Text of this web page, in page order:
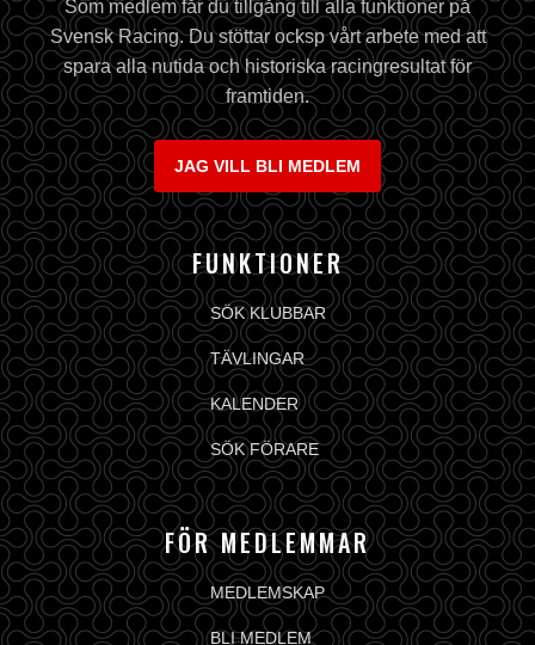
Som medlem får du tillgång till alla funktioner på
Svensk Racing. Du stöttar ocksp vårt arbete med att
spara alla nutida och historiska racingresultat för
framtiden.
JAG VILL BLI MEDLEM
FUNKTIONER
SÖK KLUBBAR
TÄVLINGAR
KALENDER
SÖK FÖRARE
FÖR MEDLEMMAR
MEDLEMSKAP
BLI MEDLEM